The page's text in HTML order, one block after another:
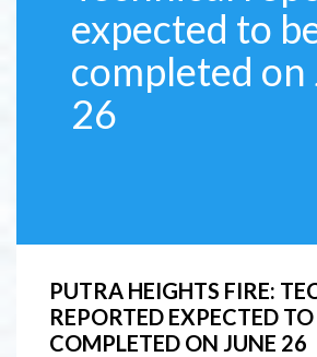
expected to
completed on
26
PUTRA HEIGHTS FIRE:
REPORTED EXPECTED TO
COMPLETED ON JUNE 26